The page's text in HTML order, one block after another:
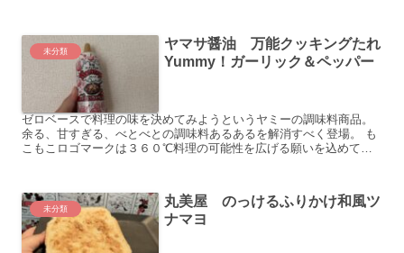
未分類
ヤマサ醤油 万能クッキングたれ
Yummy！ガーリック＆ペッパー
ゼロベースで料理の味を決めてみようというヤミーの調味料商品。
余る、甘すぎる、べとべとの調味料あるあるを解消すべく登場。 も
こもこロゴマークは３６０℃料理の可能性を広げる願いを込めてい
未分類
丸美屋 のっけるふりかけ和風ツ
ナマヨ